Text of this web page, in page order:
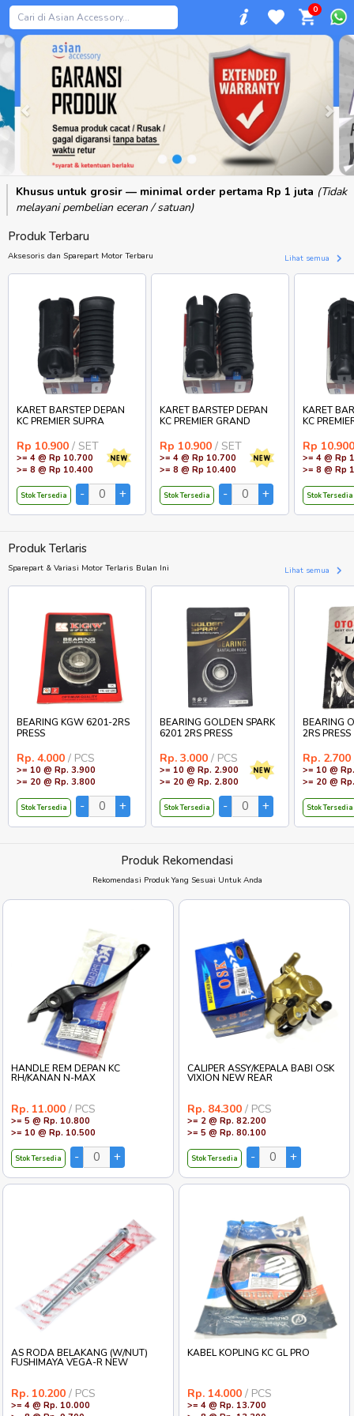
0
Previous
Khusus untuk grosir — minimal order pertama Rp 1 juta (Tidak
melayani pembelian eceran / satuan)
Produk Terbaru
Aksesoris dan Sparepart Motor Terbaru Lihat semua
KARET BARSTEP DEPAN
KC PREMIER SUPRA
Rp 10.900 / SET
>= 4 @ Rp 10.700
>= 8 @ Rp 10.400
Stok Tersedia
KARET BARSTEP DEPAN
KC PREMIER GRAND
Rp 10.900 / SET
>= 4 @ Rp 10.700
>= 8 @ Rp 10.400
Stok Tersedia
KARET
KC
Rp 10.900
>= 4 @ Rp
>= 8 @ Rp
Stok Tersedia
Produk Terlaris
Sparepart & Variasi Motor Terlaris Bulan Ini Lihat semua
BEARING KGW 6201-2RS
PRESS
Rp. 4.000 / PCS
>= 10 @ Rp. 3.900
>= 20 @ Rp. 3.800
Stok Tersedia
BEARING GOLDEN SPARK
6201 2RS PRESS
Rp. 3.000 / PCS
>= 10 @ Rp. 2.900
>= 20 @ Rp. 2.800
Stok Tersedia
BEARING
2RS PRESS
Rp. 2.700
>= 10 @
>= 20 @
Stok Tersedia
Produk Rekomendasi
Rekomendasi Produk Yang Sesuai Untuk Anda
HANDLE REM DEPAN KC
RH/KANAN N-MAX
Rp. 11.000 / PCS
>= 5 @ Rp. 10.800
>= 10 @ Rp. 10.500
Stok Tersedia
CALIPER ASSY/KEPALA BABI OSK
VIXION NEW REAR
Rp. 84.300 / PCS
>= 2 @ Rp. 82.200
>= 5 @ Rp. 80.100
Stok Tersedia
AS RODA BELAKANG (W/NUT)
FUSHIMAYA VEGA-R NEW
Rp. 10.200 / PCS
>= 4 @ Rp. 10.000
KABEL KOPLING KC GL PRO
Rp. 14.000 / PCS
>= 4 @ Rp. 13.700